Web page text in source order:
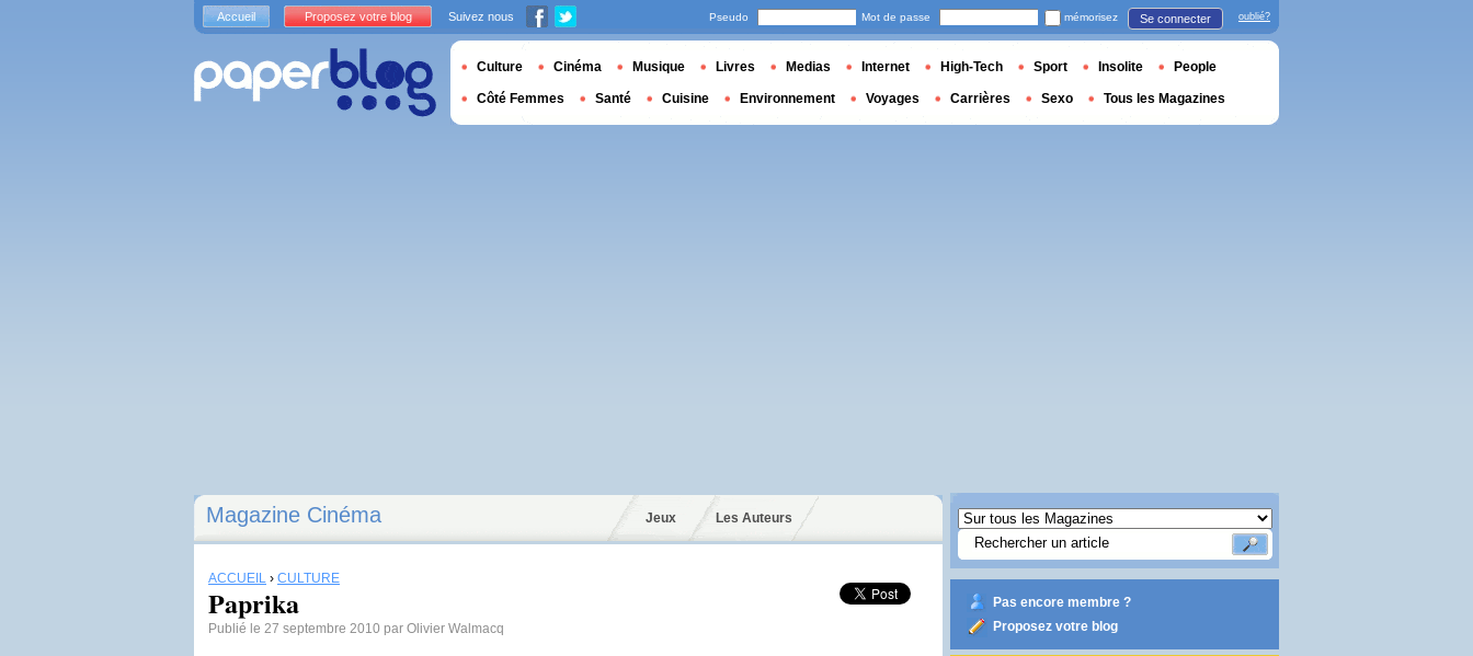
Magazine Cinéma Jeux Les Auteurs
ACCUEIL › CULTURE
Paprika
Publié le 27 septembre 2010 par Olivier Walmacq
Pas encore membre ?
Proposez votre blog
Accueil Proposez votre blog Suivez nous Pseudo Mot de passe mémorisez Se connecter oublié?
Culture Cinéma Musique Livres Medias Internet High-Tech Sport Insolite People
Côté Femmes Santé Cuisine Environnement Voyages Carrières Sexo Tous les Magazines